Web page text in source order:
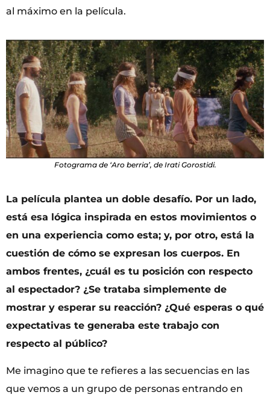
al máximo en la película.
Fotograma de ‘Aro berria’, de Irati Gorostidi.
La película plantea un doble desafío. Por un lado,
está esa lógica inspirada en estos movimientos o
en una experiencia como esta; y, por otro, está la
cuestión de cómo se expresan los cuerpos. En
ambos frentes, ¿cuál es tu posición con respecto
al espectador? ¿Se trataba simplemente de
mostrar y esperar su reacción? ¿Qué esperas o qué
expectativas te generaba este trabajo con
respecto al público?
Me imagino que te refieres a las secuencias en las
que vemos a un grupo de personas entrando en